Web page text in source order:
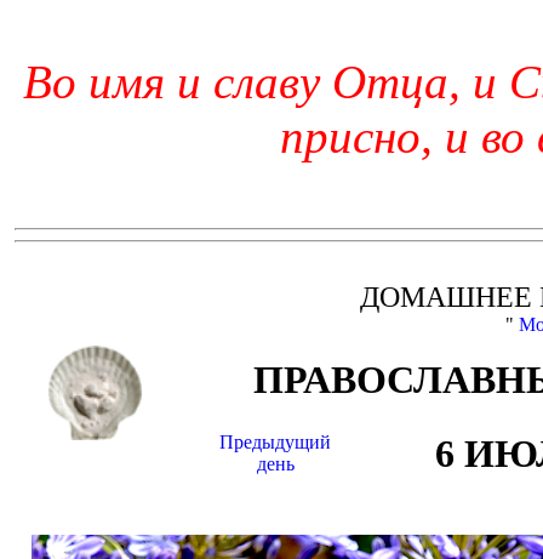
Во имя и славу Отца, и
присно, и во
ДОМАШНЕЕ
"
Предыдущий
день
6